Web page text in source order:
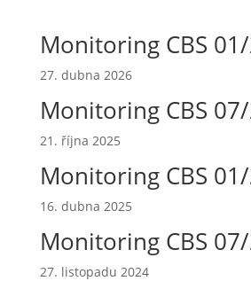
Monitoring CBS
27. dubna 2026
Monitoring CBS
21. října 2025
Monitoring CBS
16. dubna 2025
Monitoring CBS
27. listopadu 2024